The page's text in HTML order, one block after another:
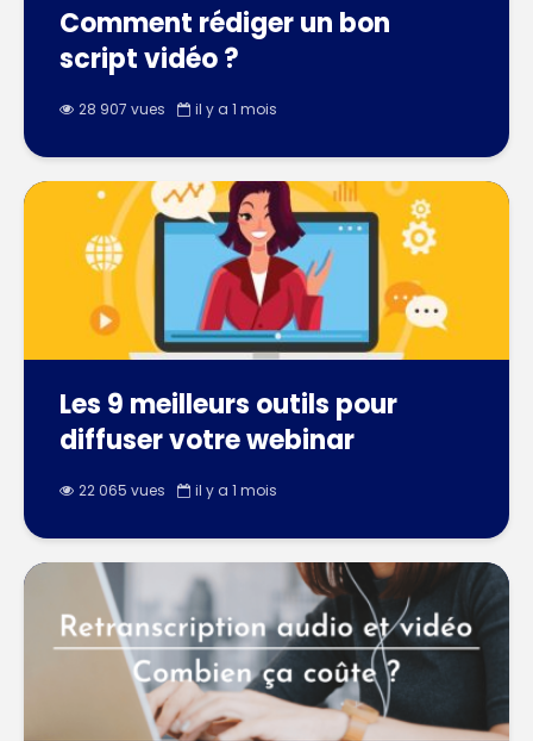
Comment rédiger un bon
script vidéo ?
28 907 vues il y a 1 mois
Les 9 meilleurs outils pour
diffuser votre webinar
22 065 vues il y a 1 mois